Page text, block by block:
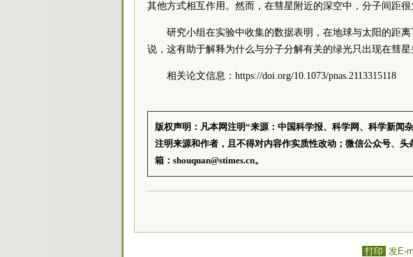
其他方式相互作用。然而，在彗星附近的深空中，分子间距
研究小组在实验中收集的数据表明，在地球与太阳的距
说，这有助于解释为什么与分子分解有关的绿光只出现在彗星
相关论文信息：https://doi.org/10.1073/pnas.2113315118
版权声明：凡本网注明“来源：中国科学报、科学网、科学新闻
注明来源和作者，且不得对内容作实质性改动；微信公众号、
箱：shouquan@stimes.cn。
打印 发E-